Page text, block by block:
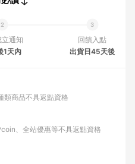
通知
1天內
回饋入點
出貨日45天後
類商品不具返點資格
、全站優惠等不具返點資格